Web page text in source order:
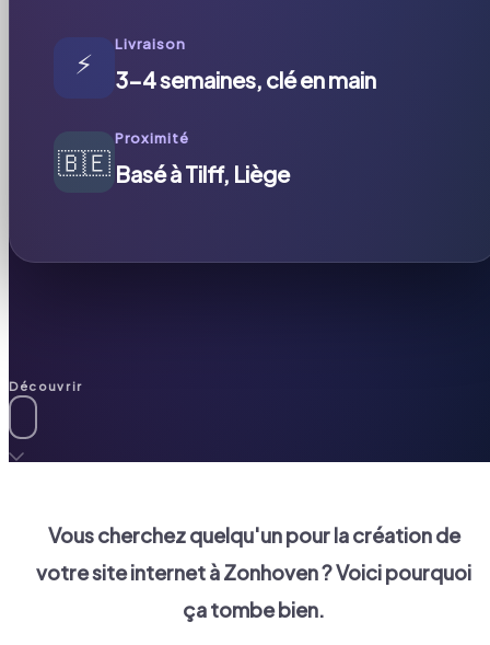
⚡
Livraison
3-4 semaines, clé en main
🇧🇪
Proximité
Basé à Tilff, Liège
Découvrir
Vous cherchez quelqu'un pour la création de
votre site internet àZonhoven? Voici pourquoi
ça tombe bien.